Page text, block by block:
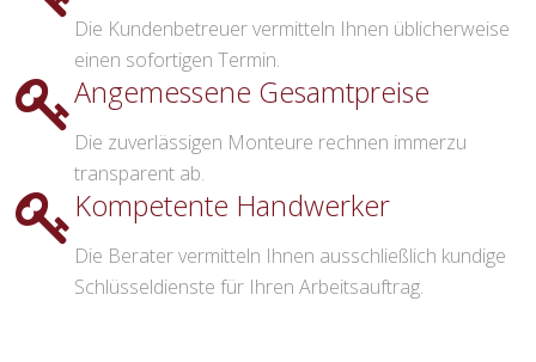
Die Kundenbetreuer vermitteln Ihnen üblicherweise
einen sofortigen Termin.
Angemessene Gesamtpreise
Die zuverlässigen Monteure rechnen immerzu
transparent ab.
Kompetente Handwerker
Die Berater vermitteln Ihnen ausschließlich kundige
Schlüsseldienste für Ihren Arbeitsauftrag.